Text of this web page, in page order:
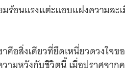
ร้อนแรงแต่ะแอบแฝงความละ
าคือสิ่งเดียวที่ยึดเหนี่ยวดวงใจ
ความรักของเขา ชีวิตของหล่อนก็ปราศจากความ